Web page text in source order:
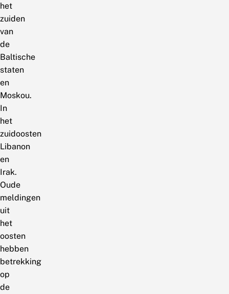
het
zuiden
van
de
Baltische
staten
en
Moskou.
In
het
zuidoosten
Libanon
en
Irak.
Oude
meldingen
uit
het
oosten
hebben
betrekking
op
de